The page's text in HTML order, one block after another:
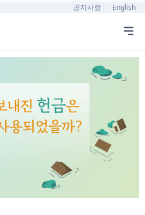
공지사항 English